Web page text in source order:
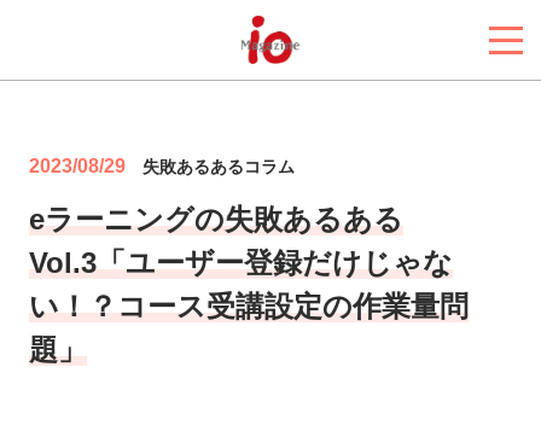
2023/08/29 失敗あるあるコラム
eラーニングの失敗あるある
Vol.3「ユーザー登録だけじゃな
い！？コース受講設定の作業量問
題」